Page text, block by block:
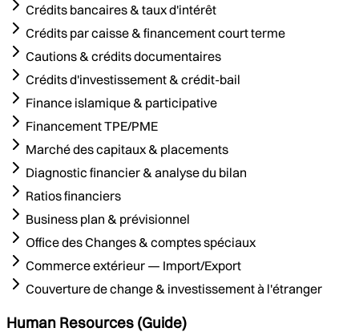
Crédits bancaires & taux d'intérêt
Crédits par caisse & financement court terme
Cautions & crédits documentaires
Crédits d'investissement & crédit-bail
Finance islamique & participative
Financement TPE/PME
Marché des capitaux & placements
Diagnostic financier & analyse du bilan
Ratios financiers
Business plan & prévisionnel
Office des Changes & comptes spéciaux
Commerce extérieur — Import/Export
Couverture de change & investissement à l'étranger
Human Resources (Guide)